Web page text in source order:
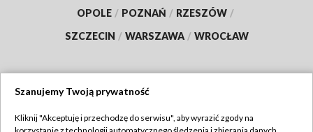
OPOLE / POZNAŃ / RZESZÓW /
SZCZECIN / WARSZAWA / WROCŁAW
Szanujemy Twoją prywatność
Kliknij "Akceptuję i przechodzę do serwisu", aby wyrazić zgody na